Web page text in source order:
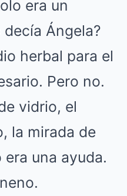
era un
Ángela?
herbal para el
Pero no.
vidrio, el
la mirada de
una ayuda.